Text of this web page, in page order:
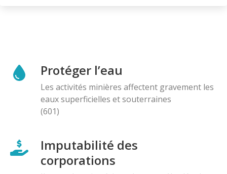
Protéger l’eau
Les activités minières affectent gravement les
eaux superficielles et souterraines
(601)
Imputabilité des
corporations